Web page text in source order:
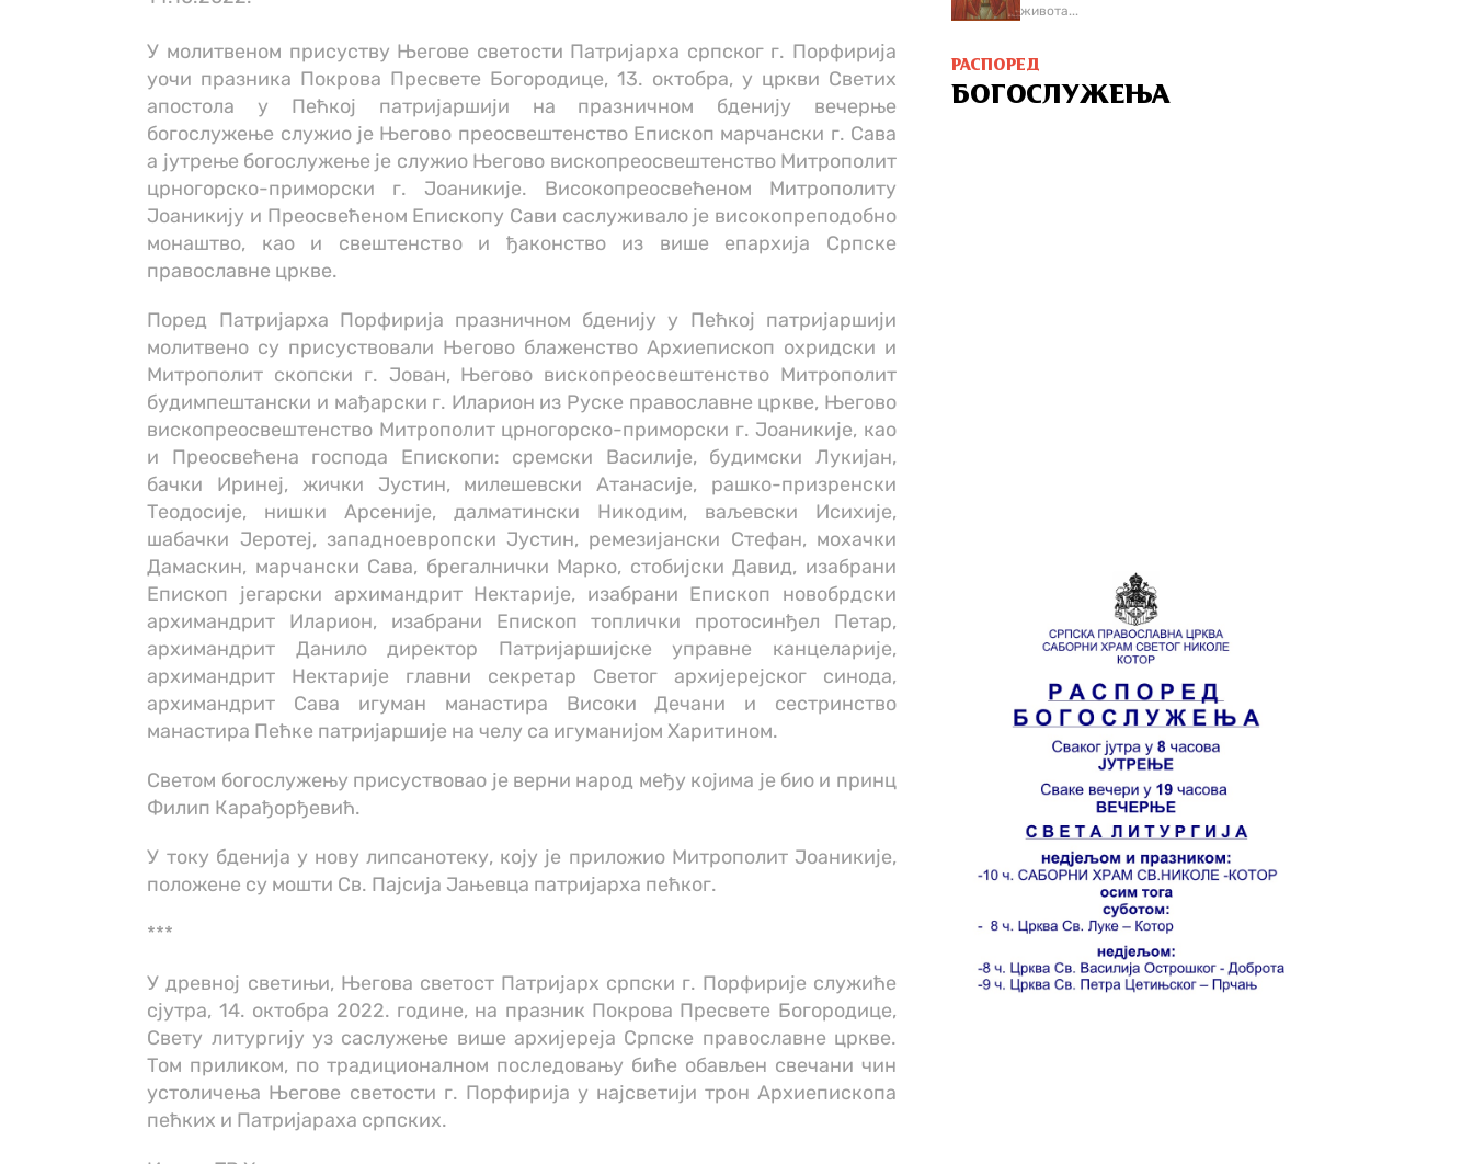
У молитвеном присуству Његове светости Патријарха српског г. Порфирија
уочи празника Покрова Пресвете Богородице, 13. октобра, у цркви Светих
апостола у Пећкој патријаршији на празничном бденију вечерње
богослужење служио је Његово преосвештенство Епископ марчански г. Сава
а јутрење богослужење је служио Његово вископреоcвештенство Митрополит
црногорско-приморски г. Јоаникије. Високопреосвећеном Митрополиту
Јоаникију и Преосвећеном Епископу Сави саслуживало је високопреподобно
монаштво, као и свештенство и ђаконство из више епархија Српске
православне цркве.
Поред Патријарха Порфирија празничном бденију у Пећкој патријаршији
молитвено су присуствовали Његово блаженство Архиепископ охридски и
Митрополит скопски г. Јован, Његово вископреосвештенство Митрополит
будимпештански и мађарски г. Иларион из Руске православне цркве, Његово
вископреосвештенство Митрополит црногорско-приморски г. Јоаникије, као
и Преосвећена господа Епископи: сремски Василије, будимски Лукијан,
бачки Иринеј, жички Јустин, милешевски Атанасије, рашко-призренски
Теодосије, нишки Арсеније, далматински Никодим, ваљевски Исихије,
шабачки Јеротеј, западноевропски Јустин, ремезијански Стефан, мохачки
Дамаскин, марчански Сава, брегалнички Марко, стобијски Давид, изабрани
Епископ јегарски архимандрит Нектарије, изабрани Епископ новобрдски
архимандрит Иларион, изабрани Епископ топлички протосинђел Петар,
архимандрит Данило директор Патријаршијске управне канцеларије,
архимандрит Нектарије главни секретар Светог архијерејског синода,
архимандрит Сава игуман манастира Високи Дечани и сестринство
манастира Пећке патријаршије на челу са игуманијом Харитином.
Светом богослужењу присуствовао је верни народ међу којима је био и принц
Филип Карађорђевић.
У току бденија у нову липсанотеку, коју је приложио Митрополит Јоаникије,
положене су мошти Св. Пајсија Јањевца патријарха пећког.
***
У древној светињи, Његова светост Патријарх српски г. Порфирије служиће
сјутра, 14. октобра 2022. године, на празник Покрова Пресвете Богородице,
Свету литургију уз саслужење више архијереја Српске православне цркве.
Том приликом, по традиционалном последовању биће обављен свечани чин
устоличења Његове светости г. Порфирија у најсветији трон Архиепископа
пећких и Патријараха српских.
живота...
РАСПОРЕД
БОГОСЛУЖЕЊА